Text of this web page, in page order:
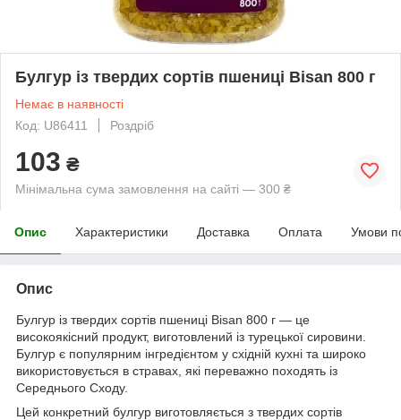
Булгур із твердих сортів пшениці Bisan 800 г
Немає в наявності
Код: U86411
Роздріб
103 ₴
Мінімальна сума замовлення на сайті — 300 ₴
Опис Характеристики Доставка Оплата Умови
Опис
Булгур із твердих сортів пшениці Bisan 800 г — це
високоякісний продукт, виготовлений із турецької сировини.
Булгур є популярним інгредієнтом у східній кухні та широко
використовується в стравах, які переважно походять із
Середнього Сходу.
Цей конкретний булгур виготовляється з твердих сортів